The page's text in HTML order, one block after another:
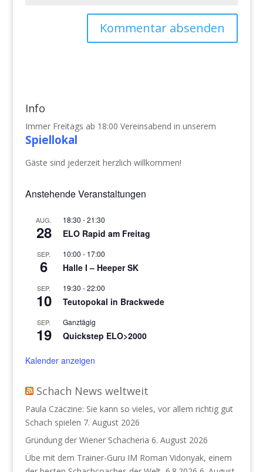
Info
Immer Freitags ab 18:00 Vereinsabend in unserem
Spiellokal
Gäste sind jederzeit herzlich willkommen!
Anstehende Veranstaltungen
AUG.
28
18:30 -21:30
ELO Rapid am Freitag
SEP.
6
10:00 - 17:00
Halle I – Heeper SK
SEP.
10
19:30 -22:00
Teutopokal in Brackwede
SEP.
19
Ganztägig
Quickstep ELO>2000
Kalender anzeigen
Schach News weltweit
Paula Czäczine: Sie kann so vieles, vor allem richtig gut
Schach spielen 7. August 2026
Gründung der Wiener Schacheria 6. August 2026
Übe mit dem Trainer-Guru IM Roman Vidonyak, einem